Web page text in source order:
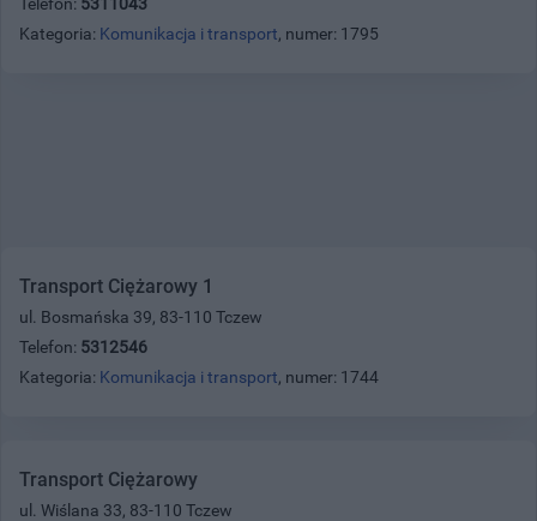
Kategoria: Komunikacja i transport, numer: 1795
Transport Ciężarowy 1
ul. Bosmańska 39, 83-110 Tczew
Telefon: 5312546
Kategoria: Komunikacja i transport, numer: 1744
Transport Ciężarowy
ul. Wiślana 33, 83-110 Tczew